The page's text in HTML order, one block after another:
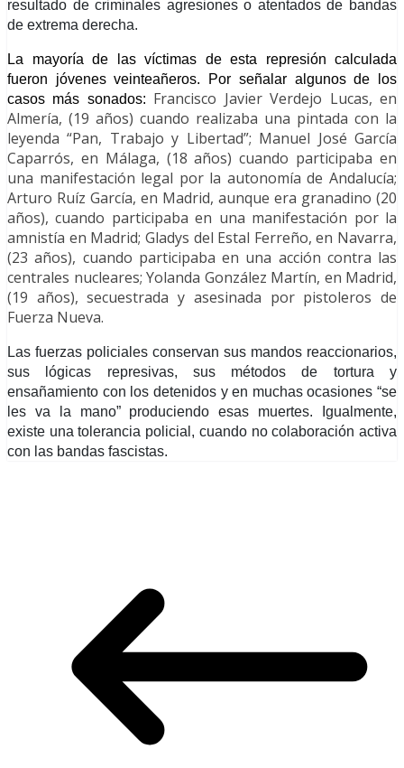
resultado de criminales agresiones o atentados de bandas
de extrema derecha.
La mayoría de las víctimas de esta represión calculada
fueron jóvenes veinteañeros. Por señalar algunos de
los
casos más sonados: Francisco Javier Verdejo Lucas,en
Almería, (19 años) cuando realizaba una pintada con la
leyenda “Pan, Trabajo y Libertad”; Manuel José García
Caparrós, en Málaga, (18 años) cuando participaba en
una manifestación legal por la autonomía de Andalucía;
Arturo Ruíz García, en Madrid, aunque era granadino (20
años), cuando participaba en una manifestación por la
amnistía en Madrid; Gladys del Estal Ferreño,en Navarra,
(23 años), cuando participaba en una acción contra las
centrales nucleares; Yolanda González Martín, en Madrid,
(19 años), secuestrada y asesinada por pistoleros de
Fuerza Nueva.
Las fuerzas policiales conservan sus mandos reaccionarios,
sus lógicas represivas, sus métodos de tortura y
ensañamiento con los detenidos y en muchas ocasiones “se
les va la mano” produciendo esas muertes. Igualmente,
existe una tolerancia policial, cuando no colaboración activa
con las bandas fascistas.